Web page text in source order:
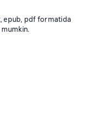
epub, pdf formatida